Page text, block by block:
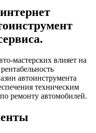
мастерских влияет на
автоинструмента
техническим
ремонту автомобилей.